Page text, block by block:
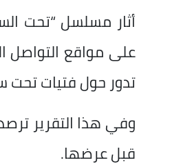
أثار مسلسل “تحت
تدور حول فتيات تحت سن
وفي هذا التقرير
قبل عرضها.